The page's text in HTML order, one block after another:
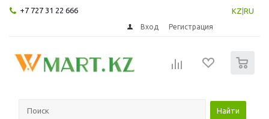
+7 727 31 22 666 KZ RU
Вход Регистрация
Найти